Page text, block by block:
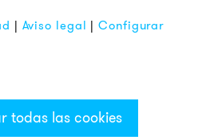
| Aviso legal |Configurar
todas las cookies